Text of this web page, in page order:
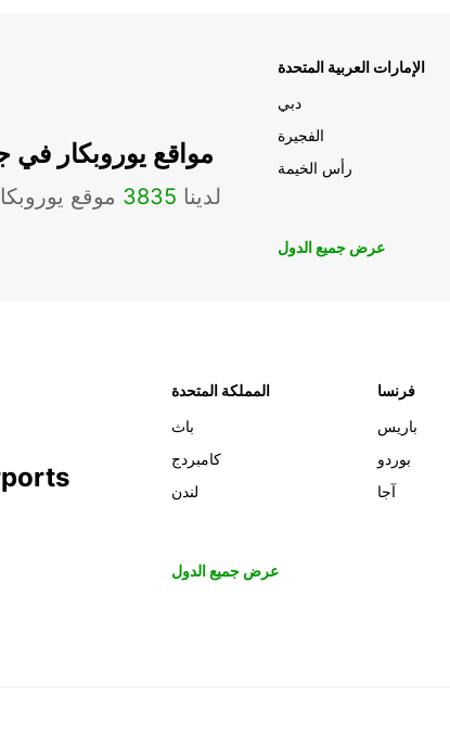
مواقع يوروبكار في
لدينا 3835 موقع
الإمارات العربية المتحدة
دبي
الفجيرة
رأس الخيمة
عرض جميع الدول
المملكة المتحدة
باث
كامبردج
لندن
فرنسا
باريس
بوردو
آجا
عرض جميع الدول